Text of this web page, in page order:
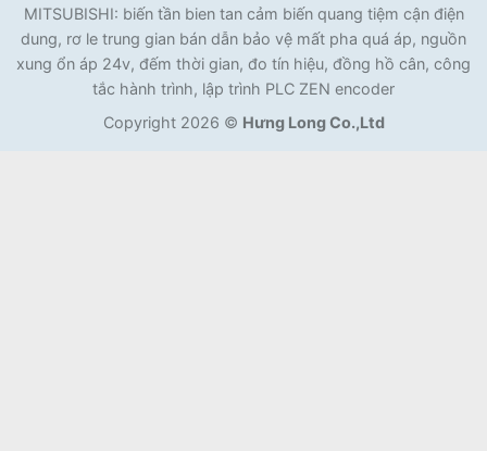
MITSUBISHI: biến tần bien tan cảm biến quang tiệm cận điện
dung, rơ le trung gian bán dẫn bảo vệ mất pha quá áp, nguồn
xung ổn áp 24v, đếm thời gian, đo tín hiệu, đồng hồ cân, công
tắc hành trình, lập trình PLC ZEN encoder
Copyright 2026 © Hưng Long Co.,Ltd